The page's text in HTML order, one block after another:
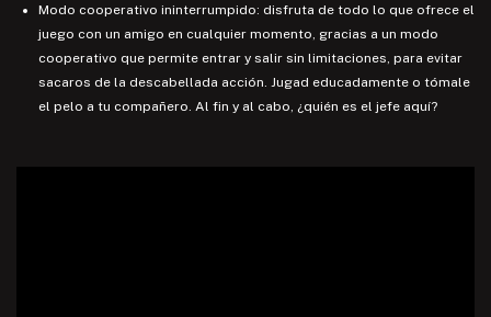
Modo cooperativo ininterrumpido: disfruta de todo lo que ofrece el
juego con un amigo en cualquier momento, gracias a un modo
cooperativo que permite entrar y salir sin limitaciones, para evitar
sacaros de la descabellada acción. Jugad educadamente o tómale
el pelo a tu compañero. Al fin y al cabo, ¿quién es el jefe aquí?